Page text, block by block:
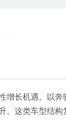
长机遇。以
这类车型结